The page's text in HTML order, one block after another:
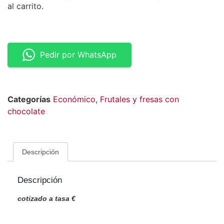
al carrito.
Pedir por WhatsApp
Categorías Económico, Frutales y fresas con
chocolate
Descripción
Descripción
cotizado a tasa €